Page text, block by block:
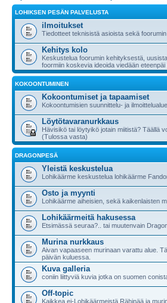
LOHIKSEN PESÄN PALVELUSTA
ilmoitukset
Tiedotteet teknisistä asioista sekä
Kehitys kolo
Keskustelua foorumin kehityksestä,
foormiin koskevia ideoida viedään
KOKOONTUMINEN
Kokoontumiset ja tapaamiset
Kokoontumisien suunnittelu- ja ilmoittelualue.
Löytötavaranurkkaus
Hävisikö tai löytyikö jotain miitistä? Täällä
(Tulossa vasta)
DRAGONPESÄ
Yleistä keskustelua
Lohikäärme keskustelua lohikäärme
Osto ja myynti
Lohikäärme aiheisien, sekä kaikenlaisten
Lohikäärmeitä hakusessa
Etsimässä seuraa?.. tai muutenvain
Murina nurkkaus
Aivan vapaaseen murinaan varattu alue.
päivän kuluessa.
Kuva galleria
coniin liittyviä kuvia jotka on suomen
Off-topic
Kaikkea ei-Lohikäärmeistä Rähinää ja